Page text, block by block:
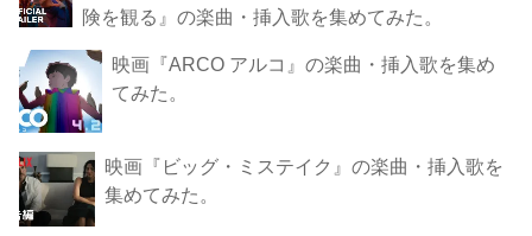
険 を観 る』の楽曲・挿入歌を集めてみた。
映画『ARCO アルコ』の楽曲・挿入歌を集め
てみた。
映画『ビッグ・ミステイク』の楽曲・挿入歌を
集めてみた。